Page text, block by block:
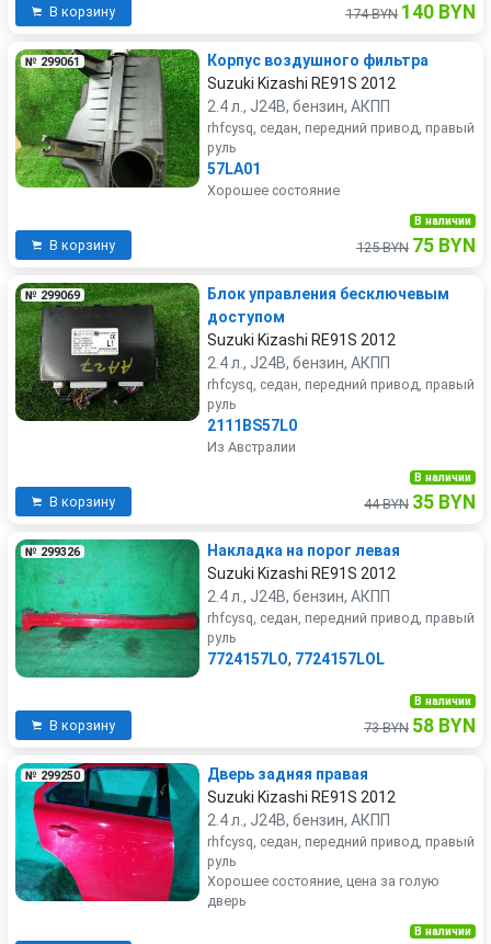
В корзину 174 BYN 140 BYN
№ 299061
Корпус воздушногo фильтра
Suzuki Kizashi RE91S 2012
2.4 л., J24B, бензин, АКПП
rhfcysq, седан, передний привод, правый
руль
57LA01
Хорошее состояние
В корзину
В наличии
125 BYN 75 BYN
№ 299069
Блок управления бесключевым
доступом
Suzuki Kizashi RE91S 2012
2.4 л., J24B, бензин, АКПП
rhfcysq, седан, передний привод, правый
руль
2111BS57L0
Из Австралии
В корзину
В наличии
44 BYN 35 BYN
№ 299326
Накладка на порог левая
Suzuki Kizashi RE91S 2012
2.4 л., J24B, бензин, АКПП
rhfcysq, седан, передний привод, правый
руль
7724157LO, 7724157LOL
В корзину
В наличии
73 BYN 58 BYN
№ 299250
Дверь задняя правая
Suzuki Kizashi RE91S 2012
2.4 л., J24B, бензин, АКПП
rhfcysq, седан, передний привод, правый
руль
Хорошее состояние, цена за голую
дверь
В наличии